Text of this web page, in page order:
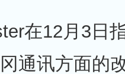
在12月3日
通讯方面的